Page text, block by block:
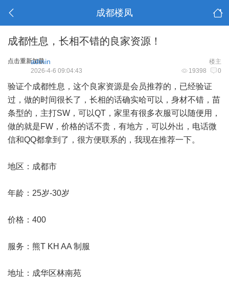
成都楼凤
成都性息，长相不错的良家资源！
点击重新加载 楼主
admin
19398 0
2026-4-6 09:04:43
验证个成都性息 ，这个良家资源是会员推荐的，已经验证
过，做的时间很长了，长相的话确实哈可以，身材不错，苗
条型的，主打SW，可以QT，家里有很多衣服可以随便用，
做的就是FW，价格的话不贵，有地方，可以外出，电话微
信和QQ都拿到了，很方便联系的，我现在推荐一下。
地区：成都市
年龄：25岁-30岁
价格：400
服务：熊T KH AA 制服
地址：成华区林南苑